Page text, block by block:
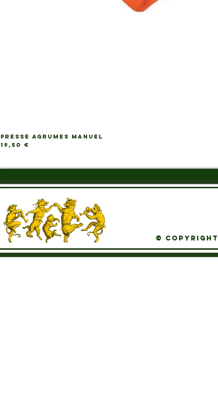
PRESSE AGRUMES MANUEL
Prix
19,50 €
© Copyright